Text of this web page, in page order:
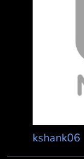
本上判斷
職業籃球
城獅的合
中有交代
法院對此
資，球
kshank06